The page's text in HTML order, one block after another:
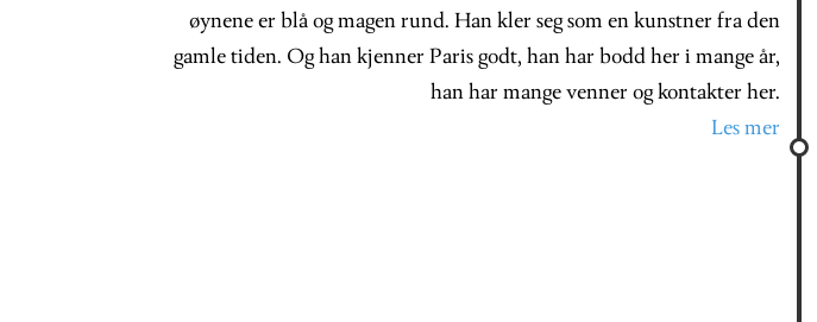
øynene er blå og magen rund. Han kler seg som en kunstner fra den
gamle tiden. Og han kjenner Paris godt, han har bodd her i mange år,
han har mange venner og kontakter her.
Les mer